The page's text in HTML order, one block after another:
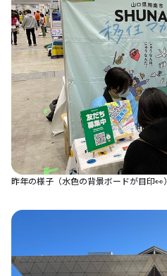
昨年の様子（水色の背景ボードが目印👀）